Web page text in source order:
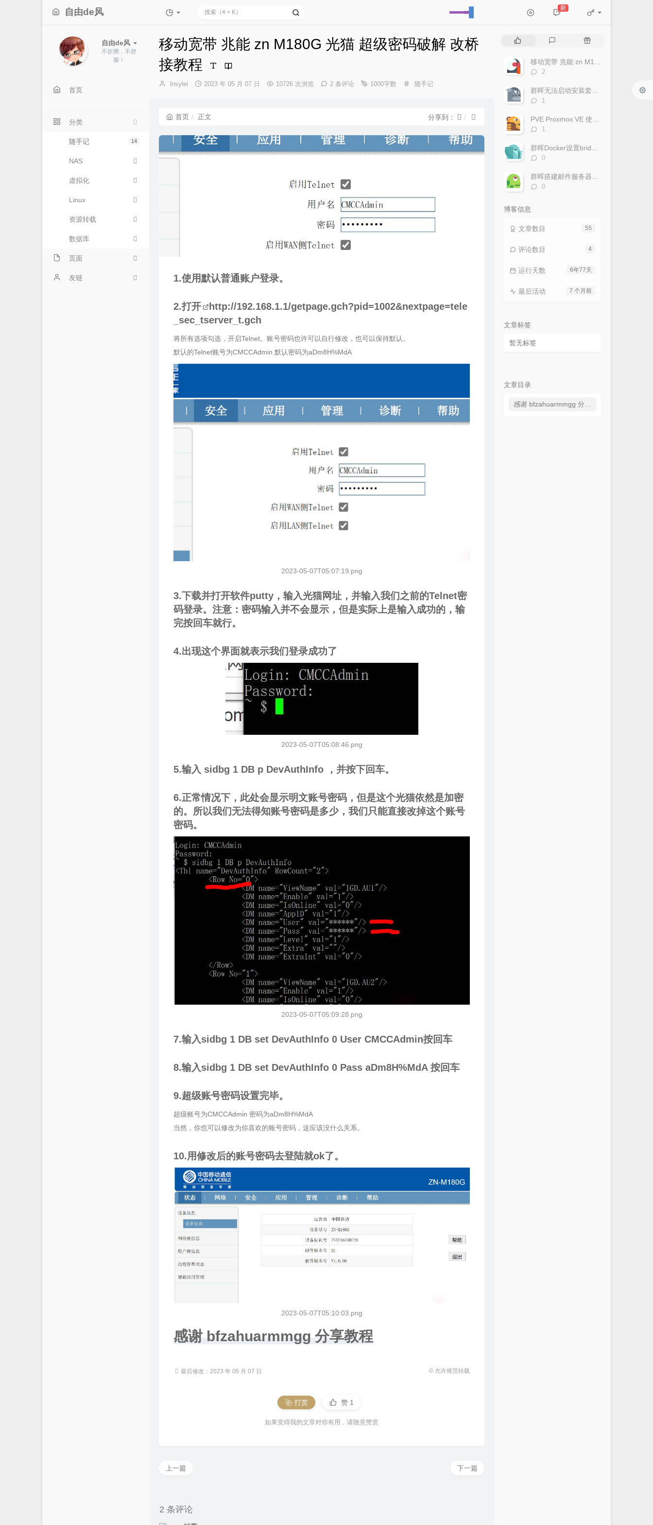
自由de风 新
自由de风
不折腾，不舒
服！
首页
分类
14
随手记
NAS
虚拟化
Linux
资源转载
数据库
页面
关于友链
移动宽带 兆能 zn M180G 光猫 超级密码破解 改桥
接教程
博lnsylei
发
2023 年 05 月 07 日 10726 次浏览 2 条评论 1000字数
分
随手记
首页 正文 分享到：
1.使用默认普通账户登录。
2.打开
http://192.168.1.1/getpage.gch?pid=1002&nextpage=tele
_sec_tserver_t.gch
将所有选项勾选，开启Telnet。账号密码也许可以自行修改，也可以保持默认。
默认的Telnet账号为CMCCAdmin 默认密码为aDm8H%MdA
2023-05-07T05:07:19.png
3.下载并打开软件putty，输入光猫网址，并输入我们之前的Telnet密
码登录。注意：密码输入并不会显示，但是实际上是输入成功的，输
完按回车就行。
4.出现这个界面就表示我们登录成功了
2023-05-07T05:08:46.png
5.输入 sidbg 1 DB p DevAuthInfo ，并按下回车。
6.正常情况下，此处会显示明文账号密码，但是这个光猫依然是加密
的。所以我们无法得知账号密码是多少，我们只能直接改掉这个账号
密码。
2023-05-07T05:09:28.png
7.输入sidbg 1 DB set DevAuthInfo 0 User CMCCAdmin按回车
8.输入sidbg 1 DB set DevAuthInfo 0 Pass aDm8H%MdA 按回车
9.超级账号密码设置完毕。
超级账号为CMCCAdmin 密码为aDm8H%MdA
当然，你也可以修改为你喜欢的账号密码，这应该没什么关系。
10.用修改后的账号密码去登陆就ok了。
2023-05-07T05:10:03.png
感谢 bfzahuarmmgg 分享教程
最后修改：2023 年 05 月 07 日 © 允许规范转载
打赏 赞 1
如果觉得我的文章对你有用，请随意赞赏
下一篇
上一篇
2 条评论
评
随
文
评
数：
2
评
数：
1
评
数：
1
评
数：
0
评
0
博客信息
55
文章数目
4
评论数目
6年77天
运行天数
7 个月前
最后活动
文章标签
暂无标签
文章目录